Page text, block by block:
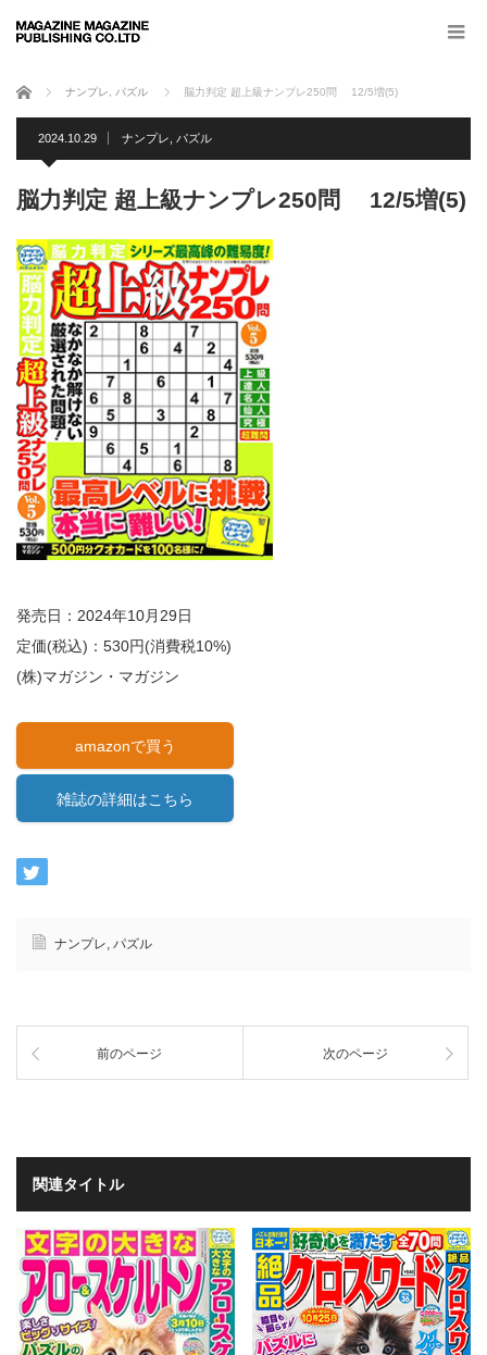
ホーム ナンプレ パズル 脳力判定 超上級ナンプレ250問 12/5増(5)
2024.10.29 ナンプレ パズル
脳力判定 超上級ナンプレ250問 12/5増(5)
発売日：2024年10月29日
定価(税込)：530円(消費税10%)
(株)マガジン・マガジン
amazonで買う
雑誌の詳細はこちら
ナンプレ パズル
前のページ 次のページ
関連タイトル